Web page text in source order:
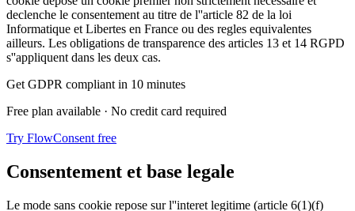
declenche le consentement au titre de l''article 82 de la loi
Informatique et Libertes en France ou des regles equivalentes
ailleurs. Les obligations de transparence des articles 13 et 14 RGPD
s''appliquent dans les deux cas.
Get GDPR compliant in 10 minutes
Free plan available · No credit card required
Try FlowConsent free
Consentement et base legale
Le mode sans cookie repose sur l''interet legitime (article 6(1)(f)